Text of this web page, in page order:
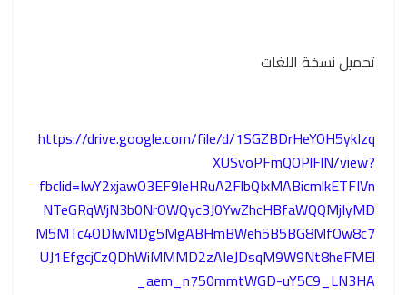
تحميل نسخة اللغات
https://drive.google.com/file/d/1SGZBDrHeYOH5ykIzq
XUSvoPFmQOPlFlN/view?
fbclid=IwY2xjawO3EF9leHRuA2FlbQIxMABicmlkETFIVn
NTeGRqWjN3b0NrOWQyc3J0YwZhcHBfaWQQMjIyMD
M5MTc4ODIwMDg5MgABHmBWeh5B5BG8MfOw8c7
UJ1EfgcjCzQDhWiMMMD2zAIeJDsqM9W9Nt8heFMEl
_aem_n750mmtWGD-uY5C9_LN3HA